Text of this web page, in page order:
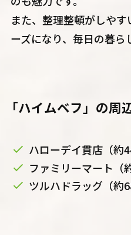
また、整理整頓がしや
ーズになり、毎日の暮ら
「ハイムベフ」の周
ハローデイ貫店（約
ファミリーマート（
ツルハドラッグ（約